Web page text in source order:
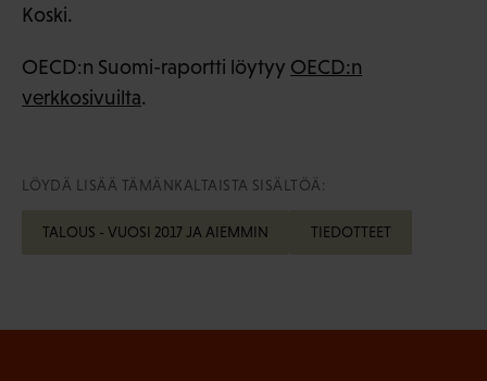
Koski.
OECD:n Suomi-raportti löytyy OECD:n
verkkosivuilta.
LÖYDÄ LISÄÄ TÄMÄNKALTAISTA SISÄLTÖÄ:
TALOUS - VUOSI 2017 JA AIEMMIN TIEDOTTEET